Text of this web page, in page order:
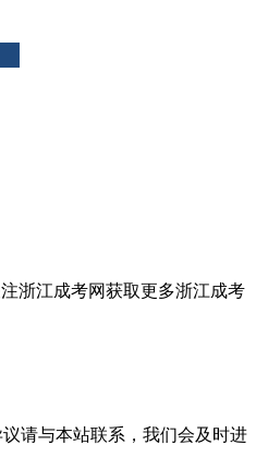
浙江成考网获取更多浙江成考
请与本站联系，我们会及时进